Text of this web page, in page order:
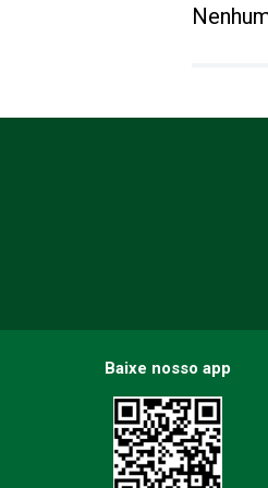
Baixe nosso app